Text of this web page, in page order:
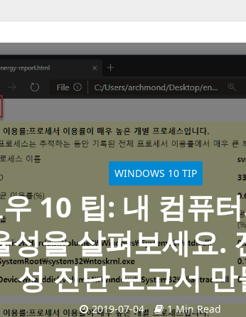
WINDOWS 10 TIP
10 팁: 내 컴퓨
성을 살펴보세요.
성 진단 보고서 만
2019-07-04 1 Min Read